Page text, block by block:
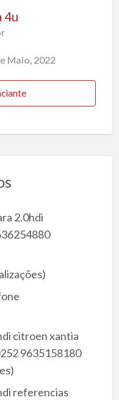
4u
Maio, 2022
2.0hdi
citroen xantia
9635158180
referencias